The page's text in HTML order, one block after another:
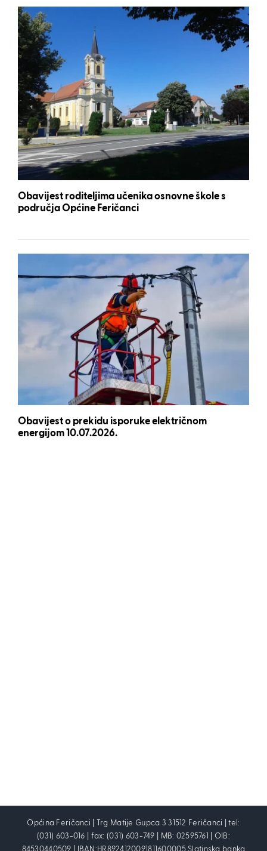
Obavijest roditeljima učenika osnovne škole s
područja Općine Feričanci
Obavijest o prekidu isporuke električnom
energijom 10.07.2026.
Općina Feričanci | Trg Matije Gupca 3 31512 Feričanci | tel:
(031) 603-016 | fax: (031) 603-749 | MB: 02595761 | OIB:
84530440509 | IBAN:HR8924120091811600005 Slatinska banka